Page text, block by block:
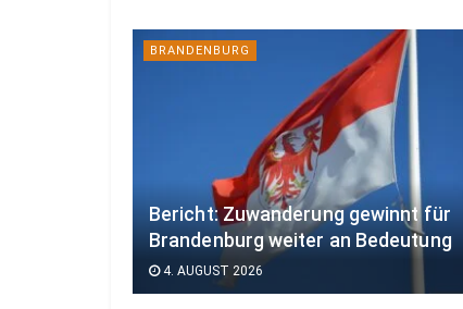
BRANDENBURG
Bericht: Zuwanderung gewinnt für
Brandenburg weiter an Bedeutung
4. AUGUST 2026